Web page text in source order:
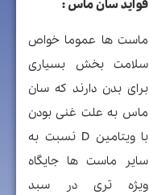
فواید سان ماس :
ماست ها عموما خواص
سلامت بخش بسیاری
برای بدن دارند که سان
ماس به علت غنی بودن
با ویتامین D
نسبت به
سایر ماست ها جایگاه
ویژه تری در سبد